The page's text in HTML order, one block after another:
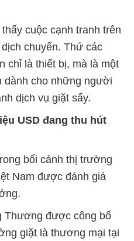
cuộc cạnh tranh trên
chuyển. Thứ các
chỉ là thiết bị, mà là một
dành cho những người
dịch vụ giặt sấy.
USD đang thu hút
bối cảnh thị trường
Nam được đánh giá
Thương được công bố
giặt là thương mại tại